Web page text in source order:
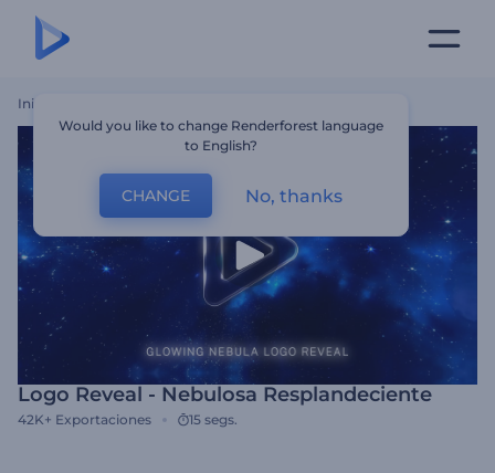
Inicio
Logo Reveal - Nebulosa Resplandeciente
42K+ Exportaciones 15 segs.
Would you like to change Renderforest language
to English?
CHANGE No, thanks